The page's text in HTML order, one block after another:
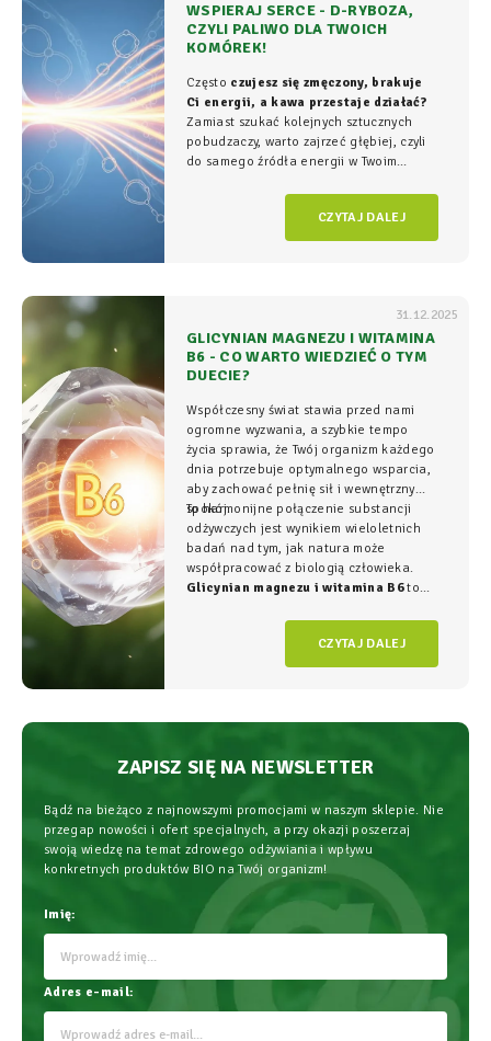
WSPIERAJ SERCE - D-RYBOZA,
CZYLI PALIWO DLA TWOICH
KOMÓREK!
Często czujesz się zmęczony, brakuje
Ci energii, a kawa przestaje działać?
Zamiast szukać kolejnych sztucznych
pobudzaczy, warto zajrzeć głębiej, czyli
do samego źródła energii w Twoim
komórkowym rozgrywa się cała
CZYTAJ DALEJ
31.12.2025
GLICYNIAN MAGNEZU I WITAMINA
B6 - CO WARTO WIEDZIEĆ O TYM
DUECIE?
Współczesny świat stawia przed nami
ogromne wyzwania, a szybkie tempo
życia sprawia, że Twój organizm każdego
dnia potrzebuje optymalnego wsparcia,
aby zachować pełnię sił i wewnętrzny
spokój.
To harmonijne połączenie substancji
odżywczych jest wynikiem wieloletnich
badań nad tym, jak natura może
współpracować z biologią człowieka.
Glicynian magnezu i witamina B6to
fundament świadomego wspierania
organizmu, łączący wysoką skuteczność z
najwyższym bezpieczeństwem
CZYTAJ DALEJ
ZAPISZ SIĘ NA NEWSLETTER
Bądź na bieżąco z najnowszymi promocjami w naszym sklepie. Nie
przegap nowości i ofert specjalnych, a przy okazji poszerzaj
swoją wiedzę na temat zdrowego odżywiania i wpływu
konkretnych produktów BIO na Twój organizm!
Imię:
Adres e-mail: